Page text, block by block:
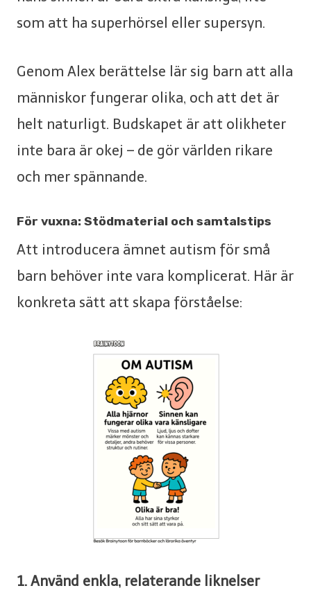
som att ha superhörsel eller supersyn.
Genom Alex berättelse lär sig barn att alla
människor fungerar olika, och att det är
helt naturligt. Budskapet är att olikheter
inte bara är okej – de gör världen rikare
och mer spännande.
För vuxna: Stödmaterial och samtalstips
Att introducera ämnet autism för små
barn behöver inte vara komplicerat. Här är
konkreta sätt att skapa förståelse:
1. Använd enkla, relaterande liknelser